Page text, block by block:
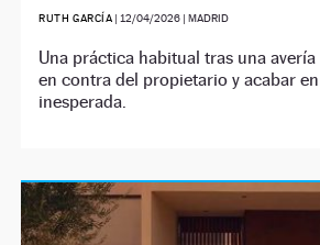
RUTH GARCÍA | 12/04/2026 | MADRID
Una práctica habitual tras una
en contra del propietario y acabar
inesperada.